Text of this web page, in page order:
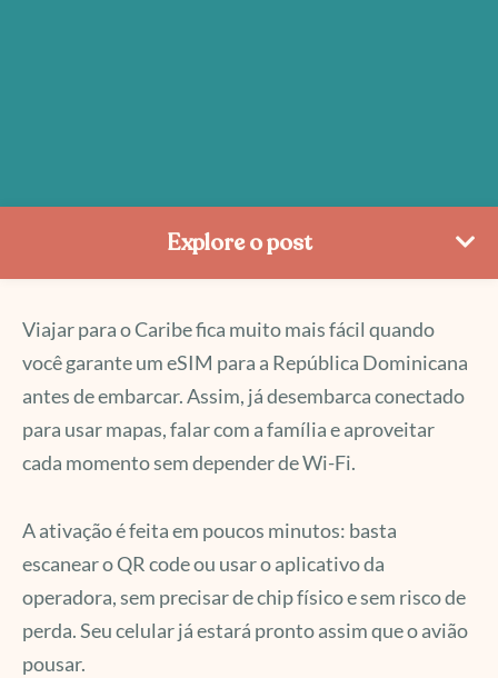
Explore o post
Viajar para o Caribe fica muito mais fácil quando
você garante um eSIM para a República Dominicana
antes de embarcar. Assim, já desembarca conectado
para usar mapas, falar com a família e aproveitar
cada momento sem depender de Wi-Fi.
A ativação é feita em poucos minutos: basta
escanear o QR code ou usar o aplicativo da
operadora, sem precisar de chip físico e sem risco de
perda. Seu celular já estará pronto assim que o avião
pousar.